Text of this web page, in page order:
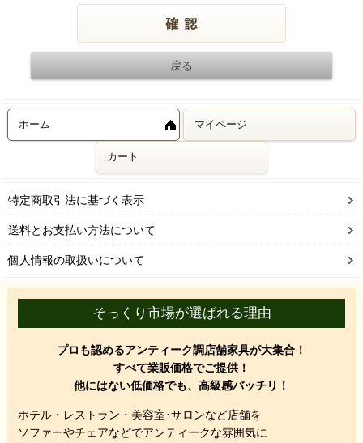
ホーム マイページ
カート
特定商取引法に基づく表示
送料とお支払い方法について
個人情報の取扱いについて
そっくり市場が選ばれる理由
プロも認めるアンティーク調店舗家具が大集合！
すべて業販価格でご提供！
他にはない低価格でも、高級感バッチリ！
ホテル・レストラン・美容室･サロンなど店舗を
ソファーやチェアなどでアンティークな雰囲気に